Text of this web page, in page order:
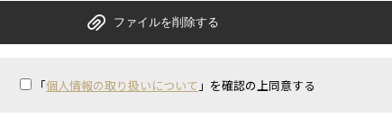
「個人情報の取り扱いについて 」を確認の上同意する